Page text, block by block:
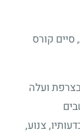
קורס
ועלה
צנוע,